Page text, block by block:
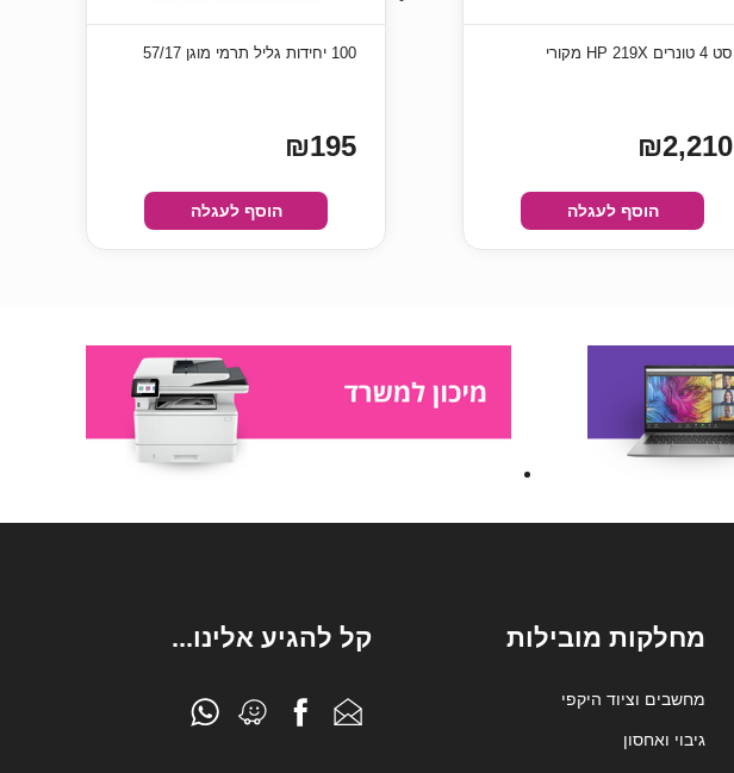
סט 4 טונרים HP 219X מקורי
₪2,210
הוסף לעגלה
100 יחידות גליל תרמי מוגן 57/17
₪195
הוסף לעגלה
מחלקות מובילות
מחשבים וציוד היקפי
גיבוי ואחסון
קל להגיע אלינו...